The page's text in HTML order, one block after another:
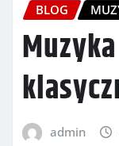
BLOG
admin